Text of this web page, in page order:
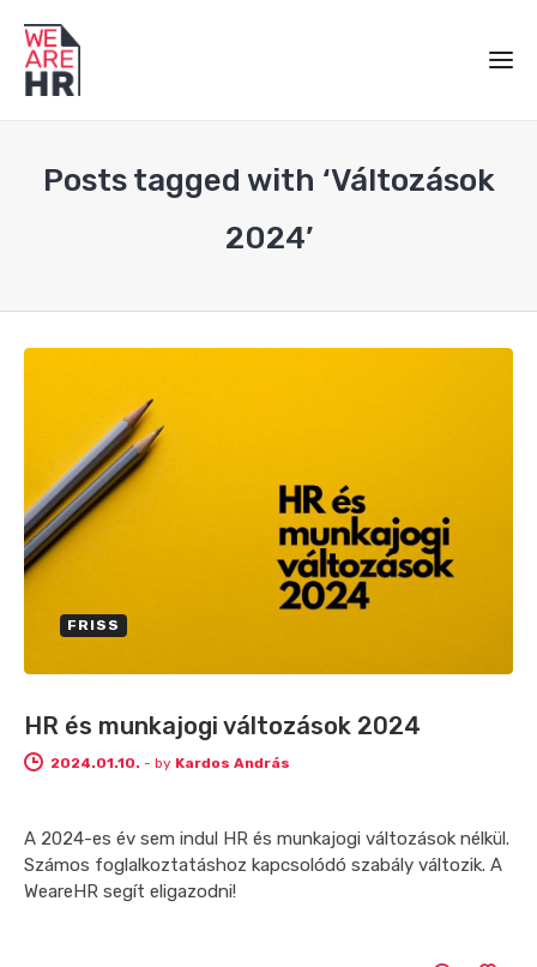
Posts tagged with ‘Változások
2024’
FRISS
HR és munkajogi változások 2024
2024.01.10. - by Kardos András
A 2024-es év sem indul HR és munkajogi változások nélkül.
Számos foglalkoztatáshoz kapcsolódó szabály változik. A
WeareHR segít eligazodni!